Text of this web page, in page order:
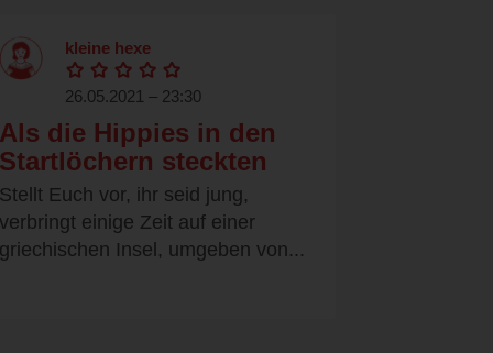
kleine hexe
26.05.2021 – 23:30
Als die Hippies in den
Startlöchern steckten
Stellt Euch vor, ihr seid jung,
verbringt einige Zeit auf einer
griechischen Insel, umgeben von...